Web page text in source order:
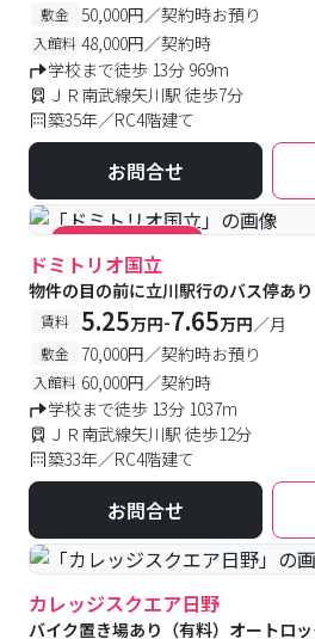
敷金 50,000円／契約時お預り
入館料 48,000円／契約時
学校まで徒歩 13分 969m
ＪＲ南武線矢川駅 徒歩7分
築35年／RC4階建て
お問合せ
#キャンペーン実施中
ドミトリオ国立
物件の目の前に立川駅行のバス停あ
賃料 5.25万円-7.65万円／月
敷金 70,000円／契約時お預り
入館料 60,000円／契約時
学校まで徒歩 13分 1037m
ＪＲ南武線矢川駅 徒歩12分
築33年／RC4階建て
お問合せ
カレッジスクエア日野
バイク置き場あり（有料）オートロ